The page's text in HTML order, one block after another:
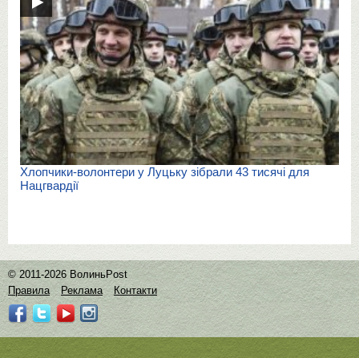
Хлопчики-волонтери у Луцьку зібрали 43 тисячі для
Нацгвардії
© 2011-2026 ВолиньPost
Правила
Реклама Контакти